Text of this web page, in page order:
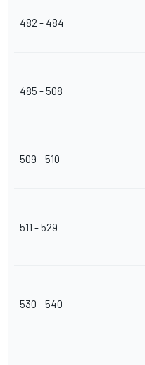
482 - 484
485 - 508
509 - 510
511 - 529
530 - 540